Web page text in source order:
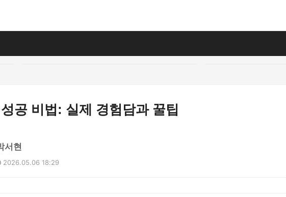
공 비법: 실제 경험담과 꿀팁
서현
2026.05.06 18:29